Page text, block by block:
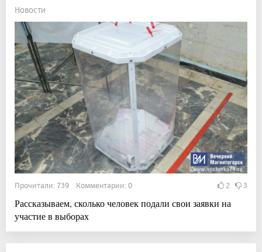
Новости
Прочитали: 739 Комментарии: 0 2 3
Рассказываем, сколько человек подали свои заявки на
участие в выборах